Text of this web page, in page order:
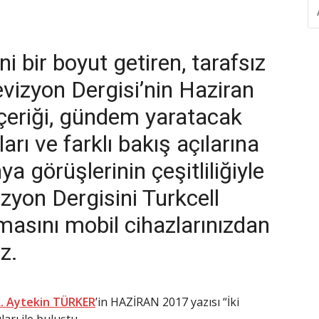
Senaryolar
Güçtür…
Buluşması
İş Birliği
bir boyut getiren, tarafsız
Dergisi’nin Haziran
gündem yaratacak
ve farklı bakış açılarına
görüşlerinin çeşitliliğiyle
Dergisini Turkcell
mobil cihazlarınızdan
Aytekin TÜRKER’in HAZİRAN 2017 yazısı “İki